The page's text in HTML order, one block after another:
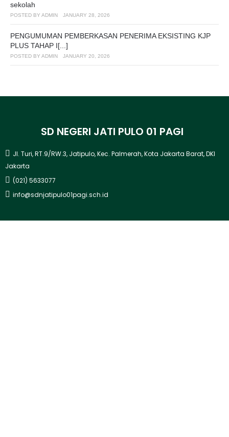
sekolah
POSTED BY ADMIN JANUARY 28, 2026
PENGUMUMAN PEMBERKASAN PENERIMA EKSISTING KJP
PLUS TAHAP I[...]
POSTED BY ADMIN JANUARY 20, 2026
SD NEGERI JATI PULO 01 PAGI
Jl. Turi, RT.9/RW.3, Jatipulo, Kec. Palmerah, Kota Jakarta Barat, DKI
Jakarta
(021) 5633077
info@sdnjatipulo01pagi.sch.id